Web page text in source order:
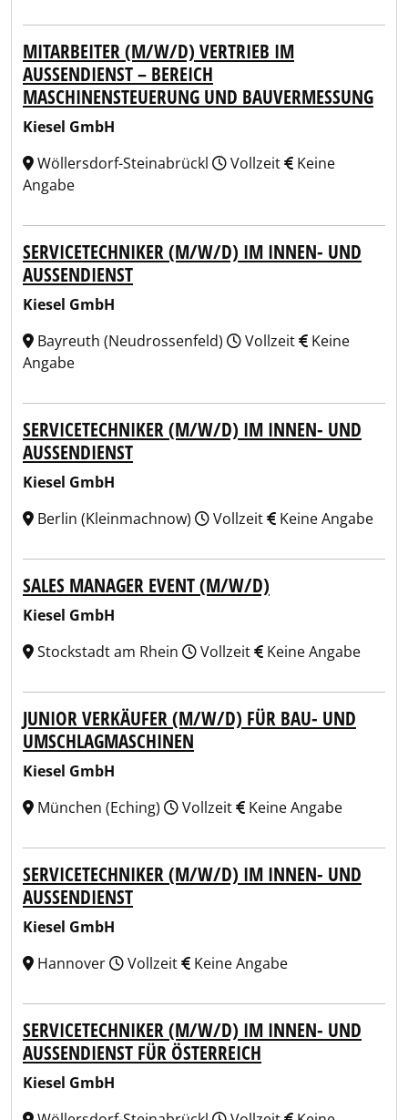
MITARBEITER (M/W/D) VERTRIEB IM
AUSSENDIENST – BEREICH M
ASCHINENSTEUERUNG UND BAUVERMESSUNG
Kiesel GmbH
Wöllersdorf-Steinabrückl
Vollzeit
Keine
Angabe
SERVICETECHNIKER (M/W/D) IM INNEN- UND
AUSSENDIENST
Kiesel GmbH
Bayreuth (Neudrossenfeld)
Vollzeit
Keine
Angabe
SERVICETECHNIKER (M/W/D) IM INNEN- UND
AUSSENDIENST
Kiesel GmbH
Berlin (Kleinmachnow)
Vollzeit Keine Angabe
SALES MANAGER EVENT (M/W/D)
Kiesel GmbH
Stockstadt am Rhein
Vollzeit Keine Angabe
JUNIOR VERKÄUFER (M/W/D) FÜR BAU- UND
UMSCHLAGMASCHINEN
Kiesel GmbH
München (Eching)
Vollzeit Keine Angabe
SERVICETECHNIKER (M/W/D) IM INNEN- UND
AUSSENDIENST
Kiesel GmbH
Hannover
Vollzeit Keine Angabe
SERVICETECHNIKER (M/W/D) IM INNEN- UND
AUSSENDIENST FÜR ÖSTERREICH
Kiesel GmbH